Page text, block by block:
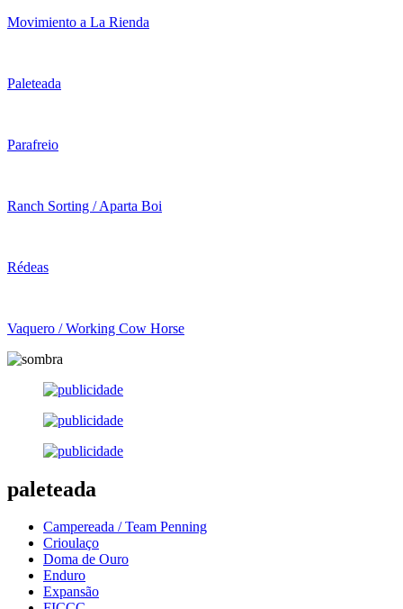
Movimiento a La Rienda
Paleteada
Parafreio
Ranch Sorting / Aparta Boi
Rédeas
Vaquero / Working Cow Horse
paleteada
Campereada / Team Penning
Crioulaço
Doma de Ouro
Enduro
Expansão